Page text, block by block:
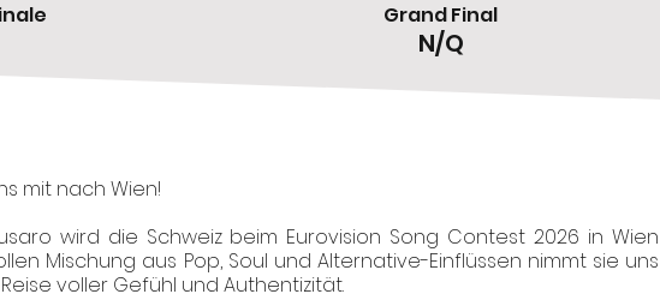
Grand Final
N/Q
mit nach Wien!
wird die Schweiz beim Eurovision Song Contest 2026 in Wien
Mischung aus Pop, Soul und Alternative-Einflüssen nimmt sie uns
voller Gefühl und Authentizität.